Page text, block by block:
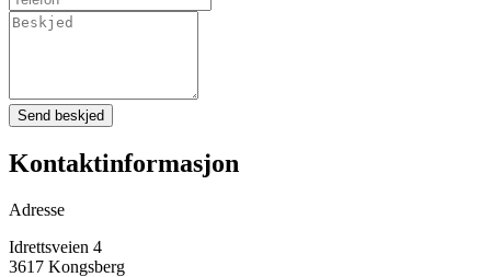
Send beskjed
Kontaktinformasjon
Adresse
Idrettsveien 4
3617 Kongsberg